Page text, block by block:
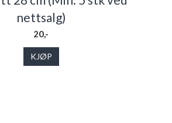
nettsalg)
20,-
KJØP